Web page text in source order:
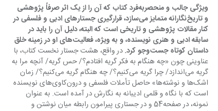
ویژگی جالب و منحصربه‌فرد کتاب که آن را از یک اثر صرفاً پژوهشی
و تاریخ‌نگارانه متمایز می‌سازد، قرارگیری جستارهای ادبی و فلسفی در
کنار مقالات پژوهشی و تاریخی است که البته، دلیل آن را باید در
سابقه ادبی و هنری نویسنده، و به ویژه، فعالیت‌های او در زمینه خلق
داستان کوتاه جست‌وجو کرد.
در واقع، هشت جستار نخست کتاب، با
عناوینی چون «چه هنگام به فکر گریه افتادم؟/ حس گریه/ آنچه مرا به
گریه می‌اندازد/ چرا گریه می‌کنیم؟/ چه هنگام گریه می‌کنیم؟/ زمان
اشک‌ها و نوشته‌ها» حاصل تأملات فلسفی و درون‌کاوی‌های نویسنده
است که با نگاه و قلمی ادیبانه به نگارش در آمده است. به عنوان
نمونه، در صفحه54 و در جستاری پیرامون رابطه میان نوشتن و